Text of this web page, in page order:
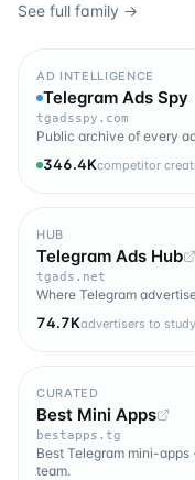
See full family →
AD INTELLIGENCE
Telegram Ads Spy
tgadsspy.com
Public archive of every
346.4Kcompetitor
HUB
Telegram Ads Hub
tgads.net
Where Telegram
74.7Kadvertisers to study
CURATED
Best Mini Apps
bestapps.tg
Best Telegram mini-
team.